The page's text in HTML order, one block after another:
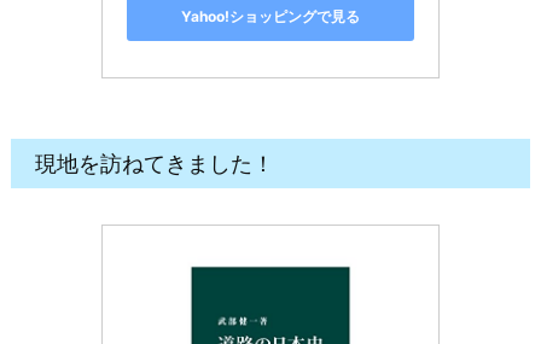
Yahoo!ショッピングで見る
現地を訪ねてきました！